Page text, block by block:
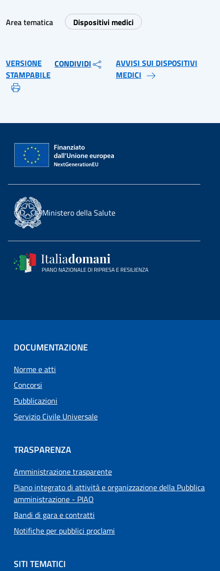
Area tematica Dispositivi medici
VERSIONE
STAMPABILE
CONDIVIDI
AVVISI SUI DISPOSITIVI
MEDICI
Ministero della Salute
DOCUMENTAZIONE
Norme e atti
Concorsi
Pubblicazioni
Servizio Civile Universale
TRASPARENZA
Amministrazione trasparente
Piano integrato di attività e organizzazione della Pubblica
amministrazione - PIAO
Bandi di gara e contratti
Notifiche per pubblici proclami
SITI TEMATICI